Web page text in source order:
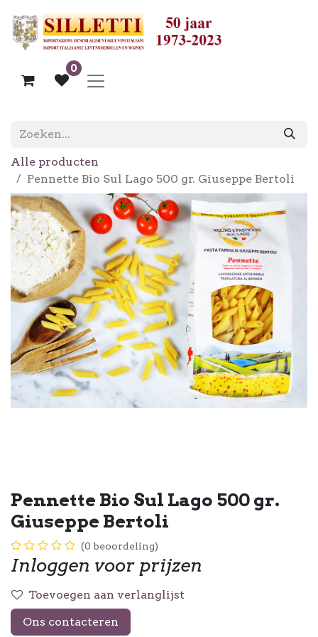
0
Alle producten
Pennette Bio Sul Lago 500 gr. Giuseppe Bertoli
Pennette Bio Sul Lago 500 gr.
Giuseppe Bertoli
(0 beoordeling)
Inloggen voor prijzen
Toevoegen aan verlanglijst
Ons contacteren